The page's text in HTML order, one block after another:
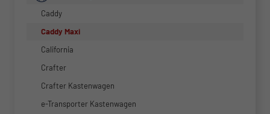
Caddy
Caddy Maxi
California
Crafter
Crafter Kastenwagen
e-Transporter Kastenwagen